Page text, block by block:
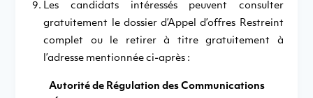
Les candidats intéressés peuvent consulter
gratuitement le dossier d’Appel d’offres Restreint
complet ou le retirer à titre gratuitement à
l’adresse mentionnée ci-après :
Autorité de Régulation des Communications